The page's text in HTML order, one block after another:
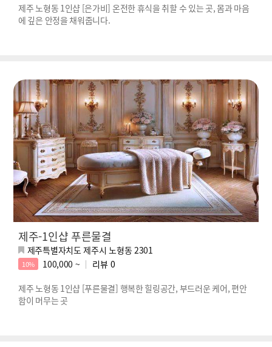
제주 노형동 1인샵 [은가비] 온전한 휴식을 취할 수 있는 곳, 몸과 마음
에 깊은 안정을 채워줍니다.
제주-1인샵 푸른물결
제주특별자치도 제주시 노형동 2301
10% 100,000 ~ 리뷰 0
제주 노형동 1인샵 [푸른물결] 행복한 힐링공간, 부드러운 케어, 편안
함이 머무는 곳